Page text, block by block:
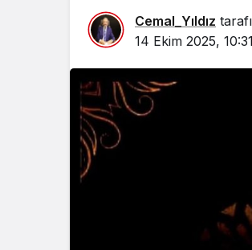
Cemal_Yıldız
14 Ekim 2025, 10:31